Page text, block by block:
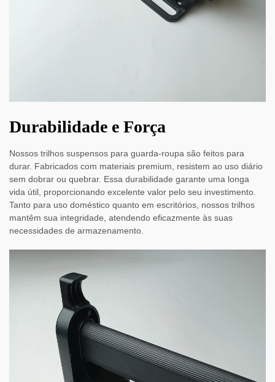
Durabilidade e Força
Nossos trilhos suspensos para guarda-roupa são feitos para
durar. Fabricados com materiais premium, resistem ao uso diário
sem dobrar ou quebrar. Essa durabilidade garante uma longa
vida útil, proporcionando excelente valor pelo seu investimento.
Tanto para uso doméstico quanto em escritórios, nossos trilhos
mantêm sua integridade, atendendo eficazmente às suas
necessidades de armazenamento.